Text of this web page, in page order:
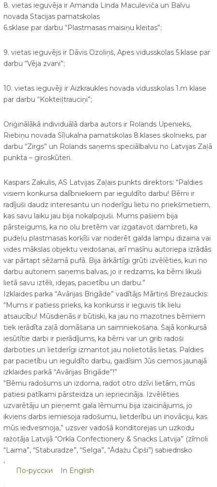
8. vietas ieguvēja ir Amanda Linda Maculeviča un Balvu
novada Stacijas pamatskolas
6.sklase par darbu “Plastmasas maisiņu kleitas”;
9. vietas ieguvējs ir Dāvis Ozoliņš, Apes vidusskolas 5.klase par
darbu “Vēja zvani”;
10. vietas ieguvēji ir Aizkraukles novada vidusskolas 1.m klase
par darbu “Kokteiļtrauciņi”;
Oriģinālākā individuālā darba autors ir Rolands Upenieks,
Riebiņu novada Sīļukalna pamatskolas 8.klases skolnieks, par
darbu “Zirgs” un Rolands saņems speciālbalvu no Latvijas Zaļā
punkta – giroskūteri.
Kaspars Zakulis, AS Latvijas Zaļais punkts direktors: “Paldies
visiem konkursa dalībniekiem par ieguldīto darbu! Bērni ir
radījuši daudz interesantu un noderīgu lietu no priekšmetiem,
kas savu laiku jau bija nokalpojuši. Mums pašiem bija
pārsteigums, ka no olu bretēm var izgatavot dambreti, ka
pudeļu plastmasas korķīši var noderēt galda lampu dizaina vai
vides mākslas objektu veidošanai, arī mašīnu autoriepa izrādās
var pārtapt sēžamā pufā. Bija ārkārtīgi grūti izvēlēties, kuri no
darbu autoriem saņems balvas, jo ir redzams, ka bērni likuši
lietā savu iztēli, idejas, pacietību un darbu.”
Izklaides parka “Avārijas Brigāde” vadītājs Mārtiņš Brezauckis:
“Mums ir patiess prieks, ka konkurss ir ieguvis tik lielu
atsaucību! Mūsdienās ir būtiski, ka jau no mazotnes bērniem
tiek ierādīta zaļā domāšana un saimniekošana. Šajā konkursā
iesūtītie darbi ir pierādījums, ka bērni var un grib radoši
darboties un lietderīgi izmantot jau nolietotās lietas. Paldies
par pacietību un ieguldīto darbu, gaidīsim Jūs ciemos jaunajā
izklaides parkā “Avārijas Brigāde”!”
“Bērnu radošums un izdoma, radot otro dzīvi lietām, mūs
patiesi patīkami pārsteidza un iepriecināja. Izvēlēties
uzvarētāju un pieņemt gala lēmumu bija izaicinājums, jo
ikviens darbs iemiesoja radošumu, lietderību un inovāciju, kas
mūs iedvesmoja,” uzsver vadošā konditorejas un uzkodu
ražotāja Latvijā “Orkla Confectionery & Snacks Latvija” (zīmoli
“Laima”, “Staburadze”, “Selga”, “Ādažu Čipši”) sabiedrisko
attiecību un komunikācijas vadītāja Lineta Mikša.
По-русски In English